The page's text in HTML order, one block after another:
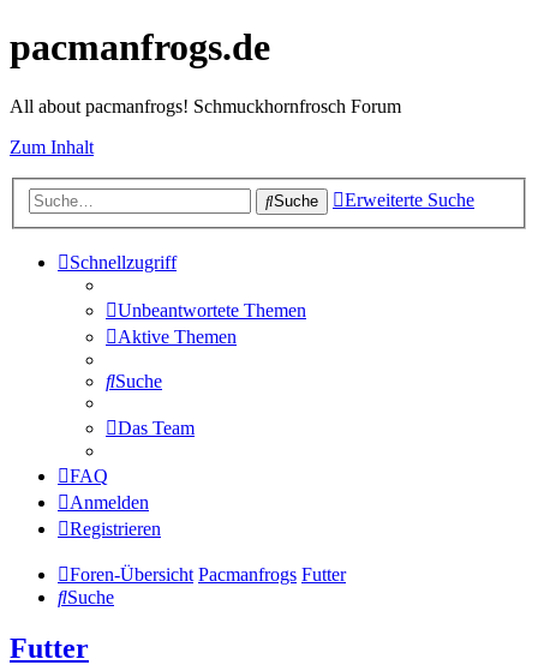
pacmanfrogs.de
All about pacmanfrogs! Schmuckhornfrosch Forum
Zum Inhalt
Suche Erweiterte Suche
Schnellzugriff
Unbeantwortete Themen
Aktive Themen
Suche
Das Team
FAQ
Anmelden
Registrieren
Foren-Übersicht Pacmanfrogs Futter
Suche
Futter